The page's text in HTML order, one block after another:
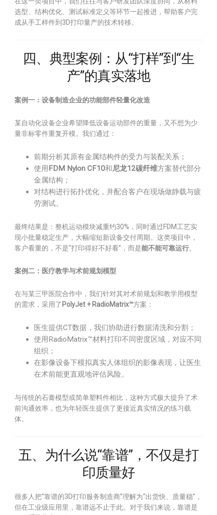
选型、结构优化、测试标准定义等环节一起推进，帮助客户完
成从手工样件到3D打印量产的技术转移。
四、典型案例：从“打样”到“生
产”的真实落地
案例一：设备制造企业的功能部件轻量化改造
某自动化设备企业希望降低设备运动部件的重量，又不想为少
量非标零件重复开模。我们通过：
前期分析其原有金属结构件的受力与装配关系；
使用 FDM Nylon CF10和尼龙12碳纤维方案替代部分
金属结构；
对结构进行拓扑优化，并配合客户在现场做静载与疲
劳测试。
最终结果是：整机运动模块减重约30%，同时通过FDM工艺实
现小批量稳定生产，大幅缩短新设备交付周期。这类项目中，
客户看重的，不是“打印得好不好看”，而是能不能可靠运行。
案例二：医疗教学与术前规划模型
在与某三甲医院合作中，我们针对其对术前规划和教学用模型
的需求，采用了 PolyJet + RadioMatrix™方案：
医生提供CT数据，我们协助进行数据清洗和分割；
使用RadioMatrix™材料打印不同密度区域，对应不同
组织；
在影像设备下模拟真实人体组织的影像表现，让医生
在术前能更直观地评估风险。
与传统的石膏模型或简单塑料件相比，这种方式极大提升了术
前沟通效率，也为年轻医生提供了更接近真实情况的练习载
体。
五、为什么说“靠谱”，不仅是打
印质量好
很多人把“靠谱的3D打印服务制造商”理解为“出货快、质量稳”，
但在工业级应用里，靠谱远不止于此。对于我们来说，靠谱是